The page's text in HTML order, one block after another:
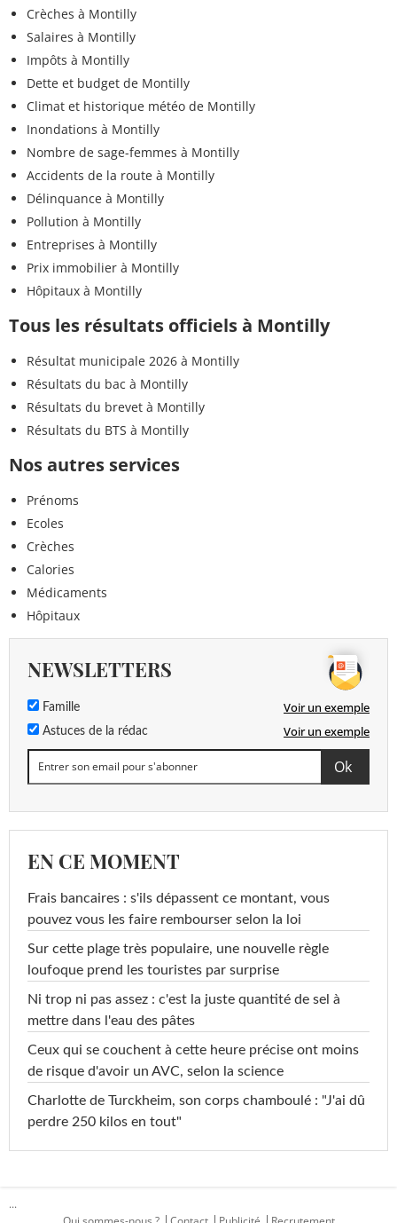
Crèches à Montilly
Salaires à Montilly
Impôts à Montilly
Dette et budget de Montilly
Climat et historique météo de Montilly
Inondations à Montilly
Nombre de sage-femmes à Montilly
Accidents de la route à Montilly
Délinquance à Montilly
Pollution à Montilly
Entreprises à Montilly
Prix immobilier à Montilly
Hôpitaux à Montilly
Tous les résultats officiels à Montilly
Résultat municipale 2026 à Montilly
Résultats du bac à Montilly
Résultats du brevet à Montilly
Résultats du BTS à Montilly
Nos autres services
Prénoms
Ecoles
Crèches
Calories
Médicaments
Hôpitaux
NEWSLETTERS
Famille Voir un exemple
Astuces de la rédac Voir un exemple
EN CE MOMENT
Frais bancaires : s'ils dépassent ce montant, vous
pouvez vous les faire rembourser selon la loi
Sur cette plage très populaire, une nouvelle règle
loufoque prend les touristes par surprise
Ni trop ni pas assez : c'est la juste quantité de sel à
mettre dans l'eau des pâtes
Ceux qui se couchent à cette heure précise ont moins
de risque d'avoir un AVC, selon la science
Charlotte de Turckheim, son corps chamboulé : "J'ai dû
perdre 250 kilos en tout"
...